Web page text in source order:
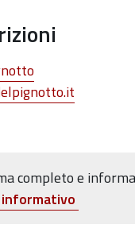
completo e